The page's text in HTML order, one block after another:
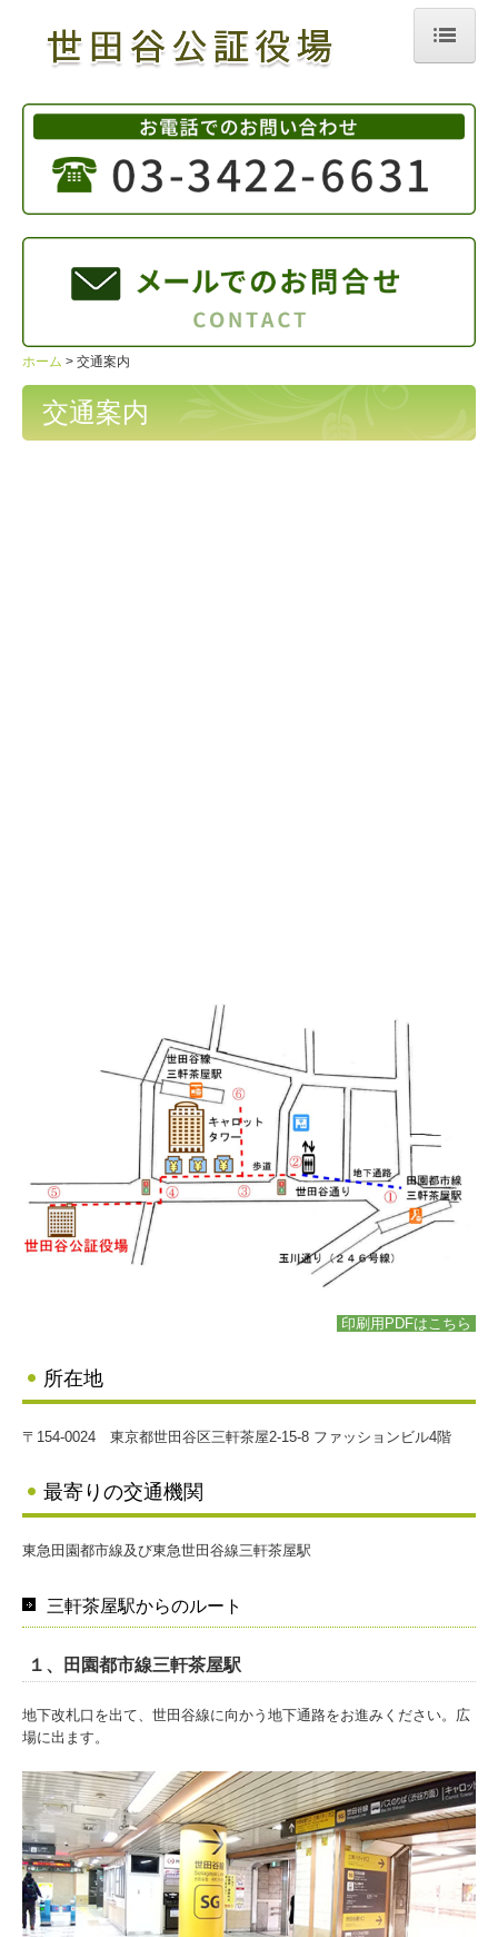
公証役場とは
お知らせ
相談・お問合せ等
ホーム 交通案内
交通案内
印刷用PDFはこちら
所在地
〒154-0024 東京都世田谷区三軒茶屋2-15-8 ファッションビル4階
最寄りの交通機関
東急田園都市線及び東急世田谷線三軒茶屋駅
三軒茶屋駅からのルート
１、田園都市線三軒茶屋駅
地下改札口を出て、世田谷線に向かう地下通路をお進みください。広
場に出ます。